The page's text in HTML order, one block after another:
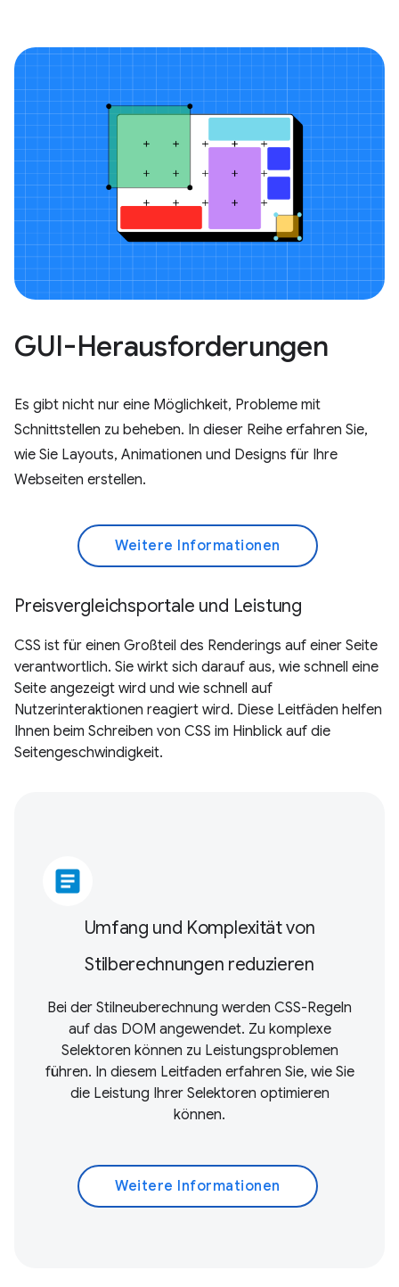
GUI-Herausforderungen
Es gibt nicht nur eine Möglichkeit, Probleme mit
Schnittstellen zu beheben. In dieser Reihe erfahren Sie,
wie Sie Layouts, Animationen und Designs für Ihre
Webseiten erstellen.
Weitere Informationen
Preisvergleichsportale und Leistung
CSS ist für einen Großteil des Renderings auf einer Seite
verantwortlich. Sie wirkt sich darauf aus, wie schnell eine
Seite angezeigt wird und wie schnell auf
Nutzerinteraktionen reagiert wird. Diese Leitfäden helfen
Ihnen beim Schreiben von CSS im Hinblick auf die
Seitengeschwindigkeit.
article
Umfang und Komplexität von
Stilberechnungen reduzieren
Bei der Stilneuberechnung werden CSS-Regeln
auf das DOM angewendet. Zu komplexe
Selektoren können zu Leistungsproblemen
führen. In diesem Leitfaden erfahren Sie, wie Sie
die Leistung Ihrer Selektoren optimieren
können.
Weitere Informationen